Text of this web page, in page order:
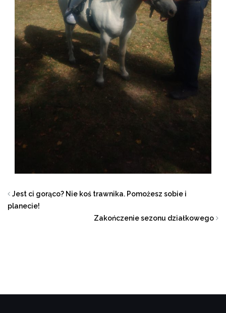
Jest ci gorąco? Nie koś trawnika. Pomożesz sobie i
planecie!
Zakończenie sezonu działkowego